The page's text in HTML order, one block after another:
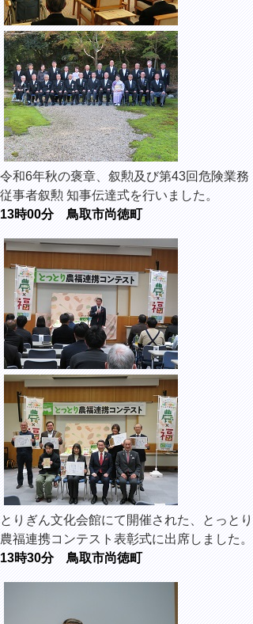
令和6年秋の褒章、叙勲及び第43回危険業務
従事者叙勲 知事伝達式を行いました。
13時00分 鳥取市尚徳町
とりぎん文化会館にて開催された、とっとり
農福連携コンテスト表彰式に出席しました。
13時30分 鳥取市尚徳町